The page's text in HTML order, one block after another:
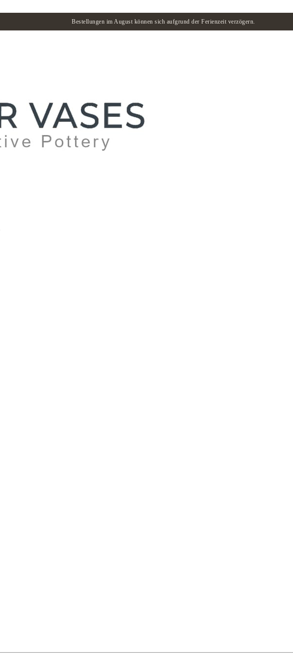
Bestellungen im August können sich aufgrund der Ferienzeit verzögern.